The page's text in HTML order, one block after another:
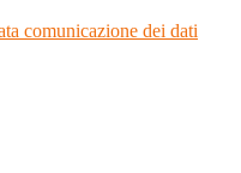
comunicazione dei dati